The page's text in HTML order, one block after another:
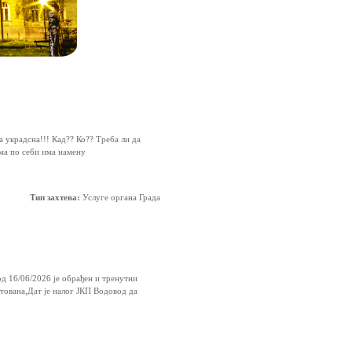
украдсна!!! Кад?? Ко?? Треба ли да
по себи има намену
Тип захтева: Услуге органа Града
2026 је обрађен и тренутни
је налог ЈКП Водовод да